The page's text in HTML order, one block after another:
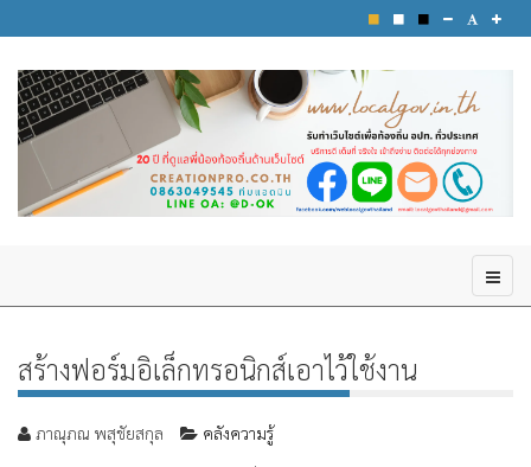
สร้างฟอร์มอิเล็กทรอนิกส์เอาไว้ใช้งาน
ภาณุภณ พสุชัยสกุล คลังความรู้